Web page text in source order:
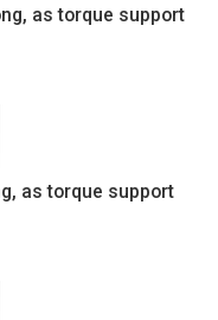
as torque support
as torque support